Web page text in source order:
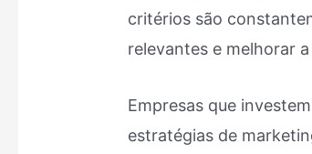
critérios são
relevantes e melhorar
Empresas que
estratégias de